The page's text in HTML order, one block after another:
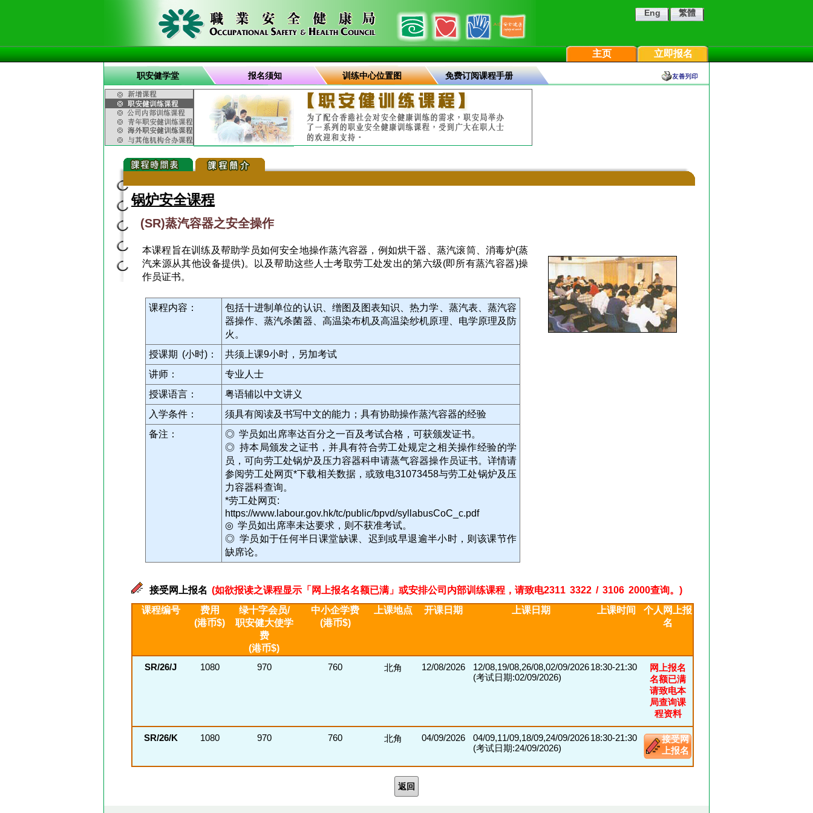
繁體
Eng
立即报名
主页
职安健学堂 报名须知 训练中心位置图 免费订阅课程手册
锅炉安全课程
(SR)蒸汽容器之安全操作
本课程旨在训练及帮助学员如何安全地操作蒸汽容器，例如烘干器、蒸汽滚筒、消毒炉(蒸
汽来源从其他设备提供)。以及帮助这些人士考取劳工处发出的第六级(即所有蒸汽容器)操
作员证书。
课程内容：
包括十进制单位的认识、缯图及图表知识、热力学、蒸汽表、蒸汽容
器操作、蒸汽杀菌器、高温染布机及高温染纱机原理、电学原理及防
火。
授课期 (小时)：
共须上课9小时，另加考试
讲师：
专业人士
授课语言：
粤语辅以中文讲义
入学条件：
须具有阅读及书写中文的能力；具有协助操作蒸汽容器的经验
备注：
◎ 学员如出席率达百分之一百及考试合格，可获颁发证书。
◎ 持本局颁发之证书，并具有符合劳工处规定之相关操作经验的学
员，可向劳工处锅炉及压力容器科申请蒸气容器操作员证书。详情请
参阅劳工处网页*下载相关数据，或致电31073458与劳工处锅炉及压
力容器科查询。
*劳工处网页:
https://www.labour.gov.hk/tc/public/bpvd/syllabusCoC_c.pdf
◎ 学员如出席率未达要求，则不获准考试。
◎ 学员如于任何半日课堂缺课、迟到或早退逾半小时，则该课节作
缺席论。
接受网上报名 (如欲报读之课程显示「网上报名名额已满」或安排公司内部训练课程，请致电2311 3322 / 3106 2000查询。)
课程编号
费用
(港币$)
绿十字会员/
职安健大使学
费
(港币$)
中小企学费
(港币$)
上课地点 开课日期 上课日期 上课时间
个人网上报
名
SR/26/J 1080 970 760 北角 12/08/2026
12/08,19/08,26/08,02/09/2026
(考试日期:02/09/2026)
18:30-21:30
网上报名
名额已满
请致电本
局查询课
程资料
SR/26/K 1080 970 760 北角 04/09/2026
04/09,11/09,18/09,24/09/2026
(考试日期:24/09/2026)
18:30-21:30
接受网
上报名
返回